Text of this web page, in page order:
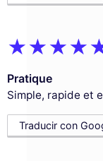
Pratique
Simple, rapide et
Traducir con